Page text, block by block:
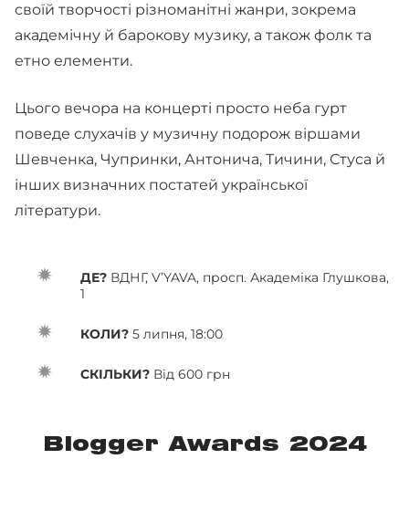
своїй творчості різноманітні жанри, зокрема
академічну й барокову музику, а також фолк та
етно елементи.
Цього вечора на концерті просто неба гурт
поведе слухачів у музичну подорож віршами
Шевченка, Чупринки, Антонича, Тичини, Стуса й
інших визначних постатей української
літератури.
ДЕ? ВДНГ, V’YAVA, просп. Академіка Глушкова,
1
КОЛИ? 5 липня, 18:00
СКІЛЬКИ? Від 600 грн
Blogger Awards 2024